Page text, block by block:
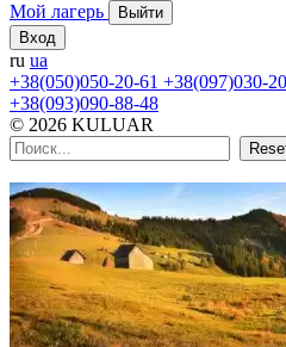
Мой лагерь
Выйти
Вход
ru ua
+38(050)050-20-61 +38(097)030-
+38(093)090-88-48
© 2026 KULUAR